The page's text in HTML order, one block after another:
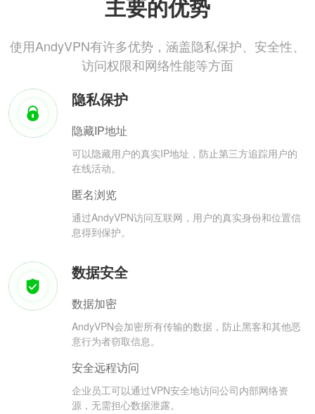
主要的优势
使用AndyVPN有许多优势，涵盖隐私保护、安全性、
访问权限和网络性能等方面
隐私保护
隐藏IP地址
可以隐藏用户的真实IP地址，防止第三方追踪用户的
在线活动。
匿名浏览
通过AndyVPN访问互联网，用户的真实身份和位置信
息得到保护。
数据安全
数据加密
AndyVPN会加密所有传输的数据，防止黑客和其他恶
意行为者窃取信息。
安全远程访问
企业员工可以通过VPN安全地访问公司内部网络资
源，无需担心数据泄露。